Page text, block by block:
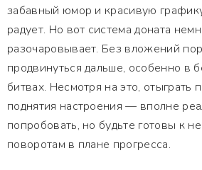
забавный юмор и красивую
радует. Но вот система доната
разочаровывает. Без вложений
продвинуться дальше, особенно в
битвах. Несмотря на это, отыграть
поднятия настроения — вполне
попробовать, но будьте готовы к
поворотам в плане прогресса.